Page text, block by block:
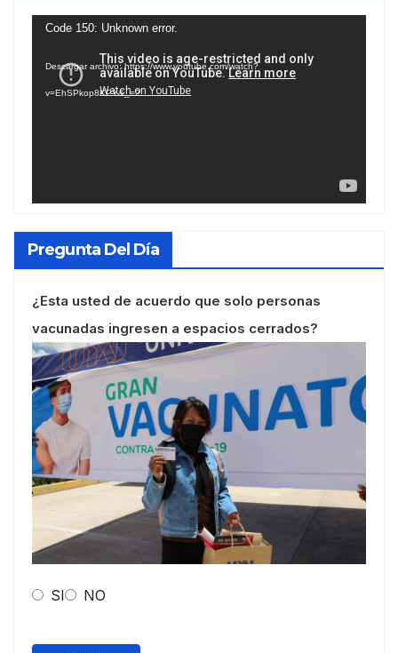
Reproductor
vídeo
Code 150: Unknown error.
Descargar archivo: https://www.youtube.com/watch?
v=EhSPkop8KPY&_=2
Pregunta Del Día
¿Esta usted de acuerdo que solo personas
vacunadas ingresen a espacios cerrados?
SI NO